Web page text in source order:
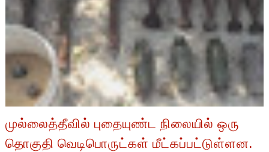
முல்லைத்தீவில் புதையுண்ட நிலையில் ஒரு
தொகுதி வெடிபொருட்கள் மீட்கப்பட்டுள்ளன.